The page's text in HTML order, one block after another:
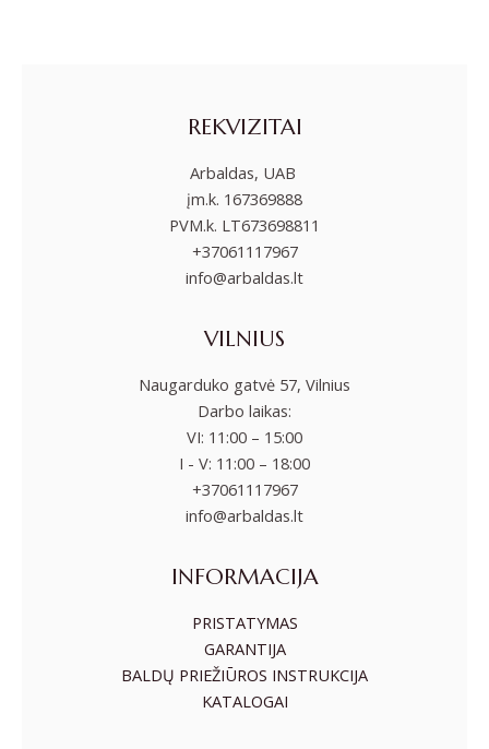
REKVIZITAI
Arbaldas, UAB
įm.k. 167369888
PVM.k. LT673698811
+37061117967
info@arbaldas.lt
VILNIUS
Naugarduko gatvė 57, Vilnius
Darbo laikas:
VI: 11:00 – 15:00
I - V: 11:00 – 18:00
+37061117967
info@arbaldas.lt
INFORMACIJA
PRISTATYMAS
GARANTIJA
BALDŲ PRIEŽIŪROS INSTRUKCIJA
KATALOGAI